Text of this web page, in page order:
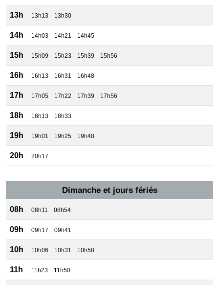
13h 13h13 13h30
14h 14h03 14h21 14h45
15h 15h09 15h23 15h39 15h56
16h 16h13 16h31 16h48
17h 17h05 17h22 17h39 17h56
18h 18h13 18h33
19h 19h01 19h25 19h48
20h 20h17
Dimanche et jours fériés
08h 08h11 08h54
09h 09h17 09h41
10h 10h06 10h31 10h58
11h 11h23 11h50